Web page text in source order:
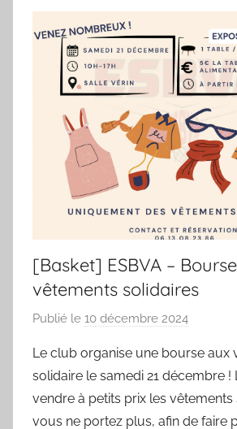
[Basket] ESBVA –
vêtements solidaires
Publié le 10 décembre 2024
r
S
p
o
Le club organise une bourse aux
solidaire le samedi 21 décembre !
vendre à petits prix les
vous ne portez plus, afin de faire